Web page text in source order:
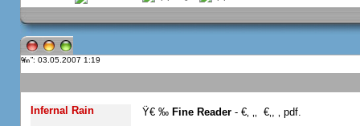
”: 03.05.2007 1:19
Infernal Rain Ÿ€ ‰ Fine Reader- €‚ ‚‚  €‚, ‚ pdf.